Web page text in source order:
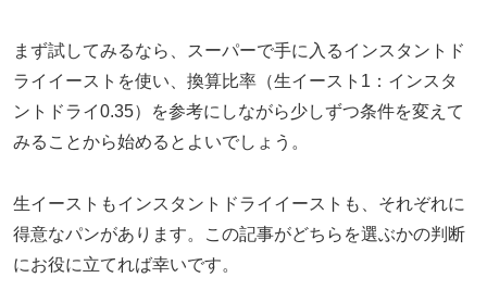
まず試してみるなら、スーパーで手に入るインスタントド
ライイーストを使い、換算比率（生イースト1：インスタ
ントドライ0.35）を参考にしながら少しずつ条件を変えて
みることから始めるとよいでしょう。
生イーストもインスタントドライイーストも、それぞれに
得意なパンがあります。この記事がどちらを選ぶかの判断
にお役に立てれば幸いです。